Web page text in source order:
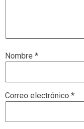
Nombre *
Correo electrónico *